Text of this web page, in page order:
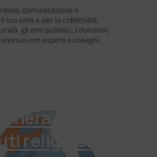
di
religiosi,